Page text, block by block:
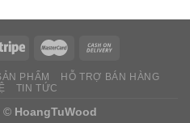
PHẨM
HỖ TRỢ BÁN HÀNG
TIN TỨC
© HoangTuWood